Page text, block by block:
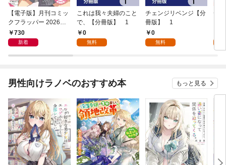
【電子版】月刊コミッ
クフラッパー 2026年9
月号730
新着
これは我々夫婦のこと
で、【分冊版】 1
0
無料
チェンジリベンジ【分
冊版】 1
0
無料
チ
男性向けラノベのおすすめ本 もっと見る